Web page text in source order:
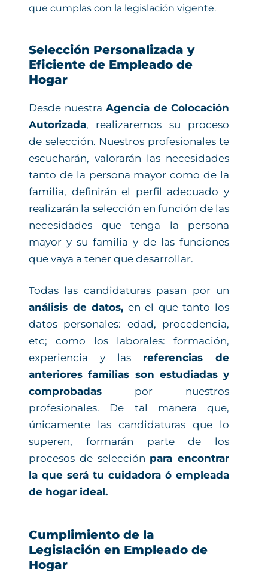
que cumplas con la legislación vigente.
Selección Personalizada y
Eficiente de Empleado de
Hogar
Desde nuestra Agencia de Colocación
Autorizada, realizaremos su proceso
de selección. Nuestros profesionales te
escucharán, valorarán las necesidades
tanto de la persona mayor como de la
familia, definirán el perfil adecuado y
realizarán la selección en función de las
necesidades que tenga la persona
mayor y su familia y de las funciones
que vaya a tener que desarrollar.
Todas las candidaturas pasan por un
análisis de datos, en el que tanto los
datos personales: edad, procedencia,
etc; como los laborales: formación,
experiencia y las referencias de
anteriores familias son estudiadas y
comprobadas por nuestros
profesionales. De tal manera que,
únicamente las candidaturas que lo
superen, formarán parte de los
procesos de selección para encontrar
la que será tu cuidadora ó empleada
de hogar ideal.
Cumplimiento de la
Legislación en Empleado de
Hogar